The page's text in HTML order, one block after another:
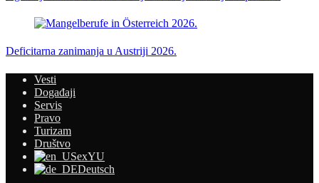
Deficitarna zanimanja u Austriji 2026.
Vesti
Događaji
Servis
Pravo
Turizam
Društvo
exYU
Deutsch